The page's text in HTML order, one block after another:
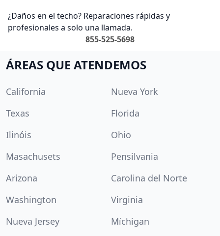
¿Daños en el techo? Reparaciones rápidas y
profesionales a solo una llamada.
855-525-5698
ÁREAS QUE ATENDEMOS
California
Nueva York
Texas
Florida
Ilinóis
Ohio
Masachusets
Pensilvania
Arizona
Carolina del Norte
Washington
Virginia
Nueva Jersey
Míchigan